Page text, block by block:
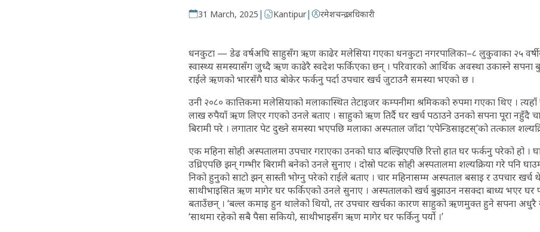
31 March, 2025 | Kantipur| रमेशचन्द्र अधिकारी
धनकुटा — डेढ वर्षअघि साहुसँग ऋण काढेर मलेसिया गएका धनकुटा नगरपालिका–८ लुकुवाका २५
स्वास्थ्य समस्यासँग जुध्दै ऋण काढेरै स्वदेश फर्किएका छन् । परिवारको आर्थिक अवस्था उकास्ने सपना
राईले ऋणको भारसँगै घाउ बोकेर फर्कनु पर्दा उपचार खर्च जुटाउनै समस्या भएको छ ।
उनी २०८० कात्तिकमा मलेसियाको मलाकास्थित तेटाइजर कम्पनीमा श्रमिकको रुपमा गएका थिए ।
लाख रुपैयाँ ऋण लिएर गएको उनले बताए । साहुको ऋण तिर्दै घर खर्च पठाउने उनको सपना पूरा नहुँदै
बिरामी परे । लगातार पेट दुख्ने समस्या भएपछि मलाका अस्पताल जाँदा ‘एपेन्डिसाइटस्’को तत्काल
एक महिना सोही अस्पतालमा उपचार गराएका उनको घाउ बल्झिएपछि रित्तो हात घर फर्कनु परेको हो ।
उध्रिएपछि झन् गम्भीर बिरामी बनेको उनले सुनाए । दोस्रो पटक सोही अस्पतालमा शल्यक्रिया गरे पनि
निको हुनुको साटो झन् सास्ती भोग्नु परेको राईले बताए । चार महिनासम्म अस्पताल बसाइ र उपचार
साथीभाइसित ऋण मागेर घर फर्किएको उनले सुनाए । अस्पतालको खर्च बुझाउन नसक्दा बाध्य भएर घर
बताउँछन् । ‘बल्ल कमाइ हुन थालेको थियो, तर उपचार खर्चका कारण साहुको ऋणमुक्त हुने सपना अधुरै
‘साथमा रहेको सबै पैसा सकियो, साथीभाइसँग ऋण मागेर घर फर्किनु पर्यो ।’